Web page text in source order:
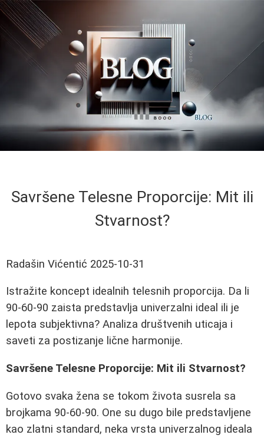
Savršene Telesne Proporcije: Mit ili
Stvarnost?
Radašin Vićentić 2025-10-31
Istražite koncept idealnih telesnih proporcija. Da li
90-60-90 zaista predstavlja univerzalni ideal ili je
lepota subjektivna? Analiza društvenih uticaja i
saveti za postizanje lične harmonije.
Savršene Telesne Proporcije: Mit ili Stvarnost?
Gotovo svaka žena se tokom života susrela sa
brojkama 90-60-90. One su dugo bile predstavljene
kao zlatni standard, neka vrsta univerzalnog ideala